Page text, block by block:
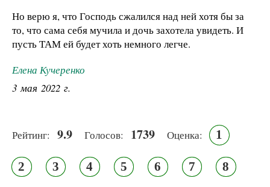
Но верю я, что Господь сжалился над ней хотя бы за
то, что сама себя мучила и дочь захотела увидеть. И
пусть ТАМ ей будет хоть немного легче.
Елена Кучеренко
3 мая 2022 г.
Рейтинг: 9.9 Голосов: 1739 Оценка: 1
2 3 4 5 6 7 8